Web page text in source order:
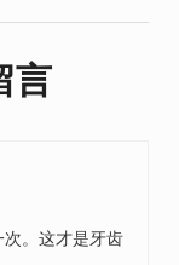
言
。这才是牙齿